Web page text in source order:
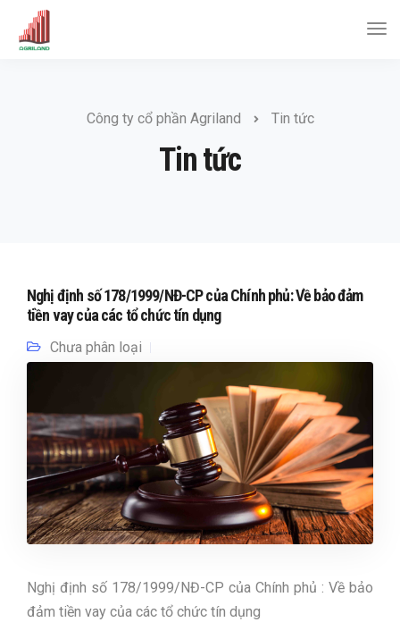
Công ty cổ phần Agriland Tin tức
Tin tức
Nghị định số 178/1999/NĐ-CP của Chính phủ: Về bảo đảm
tiền vay của các tổ chức tín dụng
Chưa phân loại
Nghị định số 178/1999/NĐ-CP của Chính phủ : Về bảo
đảm tiền vay của các tổ chức tín dụng